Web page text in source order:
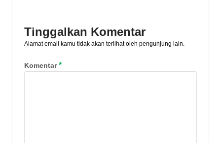
Tinggalkan Komentar
Alamat email kamu tidak akan terlihat oleh pengunjung lain.
Komentar*